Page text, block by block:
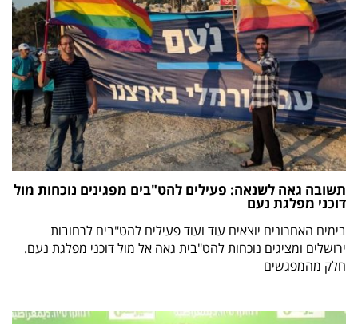
תשובה גאה לשנאה: פעילים להט"בים מפגינים נוכחות מול
דוכני מפלגת נעם
בימים האחרונים יוצאים עוד ועוד פעילים להט"בים לרחובות
ירושלים ומציגים נוכחות להט"בית גאה אל מול דוכני מפלגת נעם.
חלק מהמפגשים